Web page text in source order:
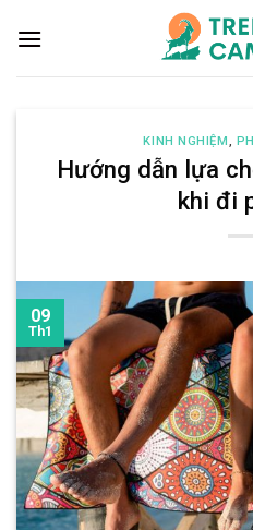
đến
KINH NGHIỆM,
Hướng dẫn lựa
khi đi
09
Th1